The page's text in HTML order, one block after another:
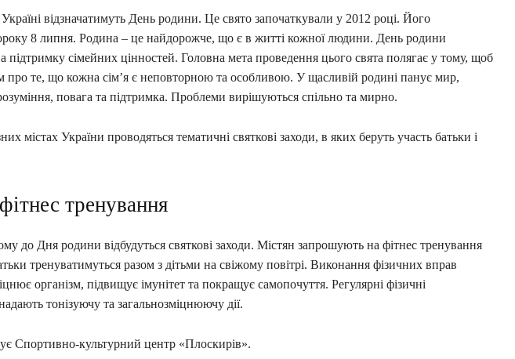
відзначатимуть День родини. Це свято започаткували у 2012 році. Його
8 липня. Родина – це найдорожче, що є в житті кожної людини. День родини
підтримку сімейних цінностей. Головна мета проведення цього свята полягає у тому, щоб
про те, що кожна сім’я є неповторною та особливою. У щасливій родині панує мир,
повага та підтримка. Проблеми вирішуються спільно та мирно.
містах України проводяться тематичні святкові заходи, в яких беруть участь батьки і
тренування
до Дня родини відбудуться святкові заходи. Містян запрошують на фітнес тренування
тренуватимуться разом з дітьми на свіжому повітрі. Виконання фізичних вправ
організм, підвищує імунітет та покращує самопочуття. Регулярні фізичні
тонізуючу та загальнозміцнюючу дії.
Спортивно-культурний центр «Плоскирів».